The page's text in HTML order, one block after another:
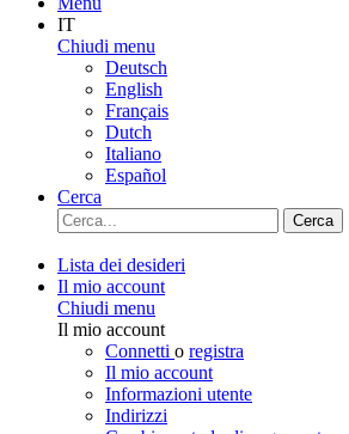
IT
Chiudi menu
Deutsch
English
Français
Dutch
Italiano
Español
Cerca
Cerca
Lista dei desideri
Il mio account
Chiudi menu
Il mio account
Connetti o registra
Il mio account
Informazioni utente
Indirizzi